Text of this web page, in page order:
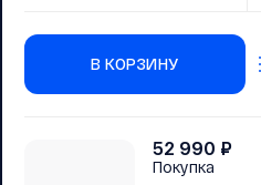
В КОРЗИНУ
52 990 ₽
Покупка